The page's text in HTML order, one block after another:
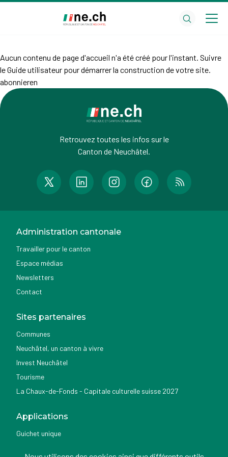
cookies
Aucun contenu de page d'accueil n'a été créé pour l'instant. Suivre
leGuide utilisateur pour démarrer la construction de votre site.
abonnieren
Retrouvez toutes les infos sur le
Canton de Neuchâtel.
Administration cantonale
Travailler pour le canton
Espace médias
Newsletters
Contact
Sites partenaires
Communes
Neuchâtel, un canton à vivre
Invest Neuchâtel
Tourisme
La Chaux-de-Fonds - Capitale culturelle suisse 2027
Applications
Guichet unique